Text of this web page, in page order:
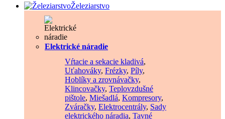
Železiarstvo
Elektrické náradie
Vŕtacie a sekacie kladivá,
Uťahováky, Frézky, Píly,
Hoblíky a zrovnávačky,
Klincovačky, Teplovzdušné
pištole, Miešadlá, Kompresory,
Zváračky, Elektrocentrály, Sady
elektrického náradia, Tavné